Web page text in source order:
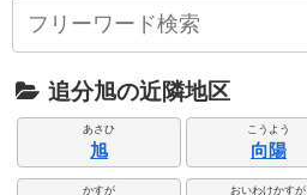
追分旭の近隣地区
あさひ
旭
こうよう
向陽
かすが おいわけかすが